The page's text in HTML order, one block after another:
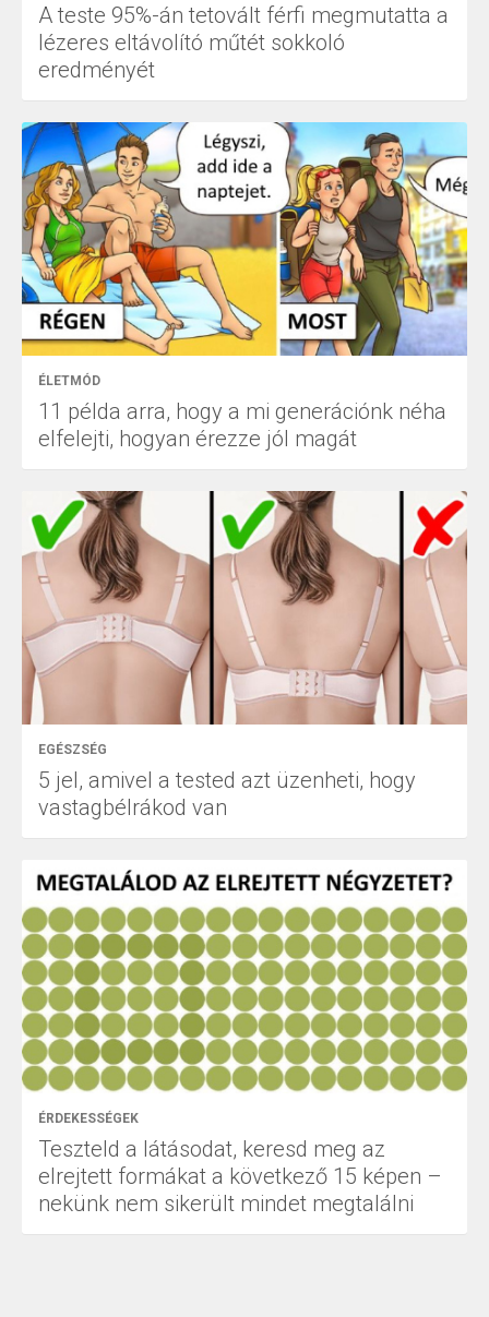
A teste 95%-án tetovált férfi megmutatta a
lézeres eltávolító műtét sokkoló
eredményét
ÉLETMÓD
11 példa arra, hogy a mi generációnk néha
elfelejti, hogyan érezze jól magát
EGÉSZSÉG
5 jel, amivel a tested azt üzenheti, hogy
vastagbélrákod van
ÉRDEKESSÉGEK
Teszteld a látásodat, keresd meg az
elrejtett formákat a következő 15 képen –
nekünk nem sikerült mindet megtalálni